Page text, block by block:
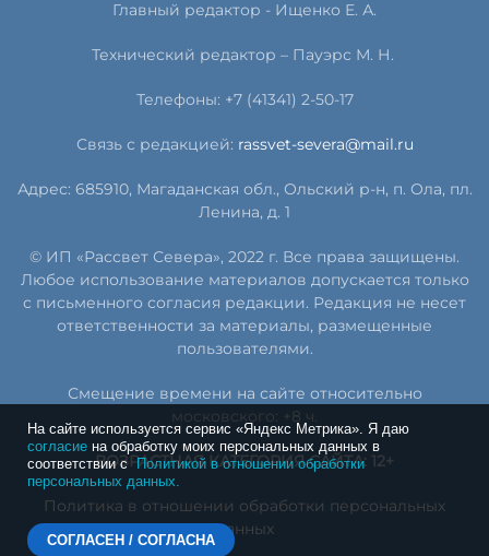
Главный редактор - Ищенко Е. А.
Технический редактор – Пауэрс М. Н.
Телефоны: +7 (41341) 2-50-17
Связь с редакцией: rassvet-severa@mail.ru
Адрес: 685910, Магаданская обл., Ольский р-н, п. Ола, пл.
Ленина, д. 1
© ИП «Рассвет Севера», 2022 г. Все права защищены.
Любое использование материалов допускается только
с письменного согласия редакции. Редакция не несет
ответственности за материалы, размещенные
пользователями.
Смещение времени на сайте относительно
московского: +8 ч.
ВОЗРАСТНАЯ КАТЕГОРИЯ САЙТА: 12+
Политика в отношении обработки персональных
данных
На сайте используется сервис «Яндекс Метрика». Я даю
согласие на обработку моих персональных данных в
соответствии сПолитикой в отношении обработки
персональных данных.
СОГЛАСЕН / СОГЛАСНА